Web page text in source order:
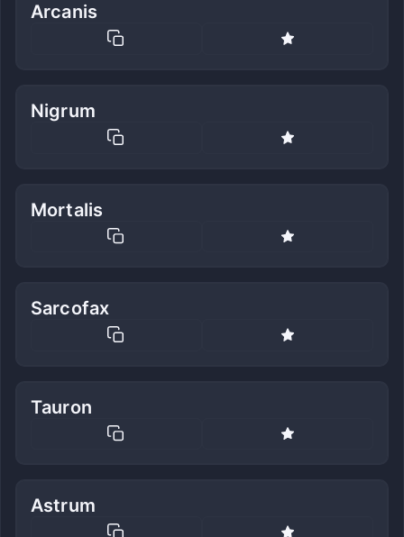
Arcanis
Nigrum
Mortalis
Sarcofax
Tauron
Astrum